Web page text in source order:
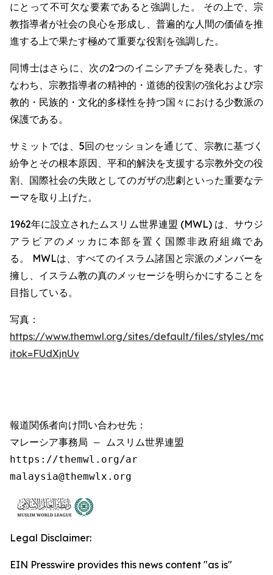
にとって不可欠な要素であると強調した。 その上で、宗
教指導者が社会の良心を形成し、普遍的な人間の価値を推
進する上で果たす極めて重要な役割を強調した。
同博士はさらに、次の2つのイニシアチブを発表した。す
なわち、宗教指導者の精神的・道徳的役割の強化および宗
教的・民族的・文化的多様性を持つ国々における少数派の
保護である。
サミットでは、5回のセッションを通じて、宗教に基づく
紛争とその根本原因、平和的解決を支援する宗教外交の役
割、国際社会の失敗としてのガザの悲劇といった重要なテ
ーマを取り上げた。
1962年に設立されたムスリム世界連盟 (MWL) は、サウジ
アラビアのメッカに本部を置く国際非政府組織であ
る。 MWLは、すべてのイスラム諸国と宗派のメンバーを
擁し、イスラム教の真のメッセージを明らかにすることを
目指している。
写真：
https://www.themwl.org/sites/default/files/styles/
itok=FUdXjnUv
報道関係者向け問い合わせ先：
マレーシア事務局 – ムスリム世界連盟
https://themwl.org/ar
malaysia@themwlx.org
Legal Disclaimer:
EIN Presswire provides this news content "as is"